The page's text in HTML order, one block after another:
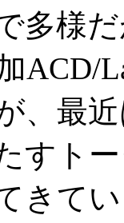
多様
ACD/
、最
すト
きて